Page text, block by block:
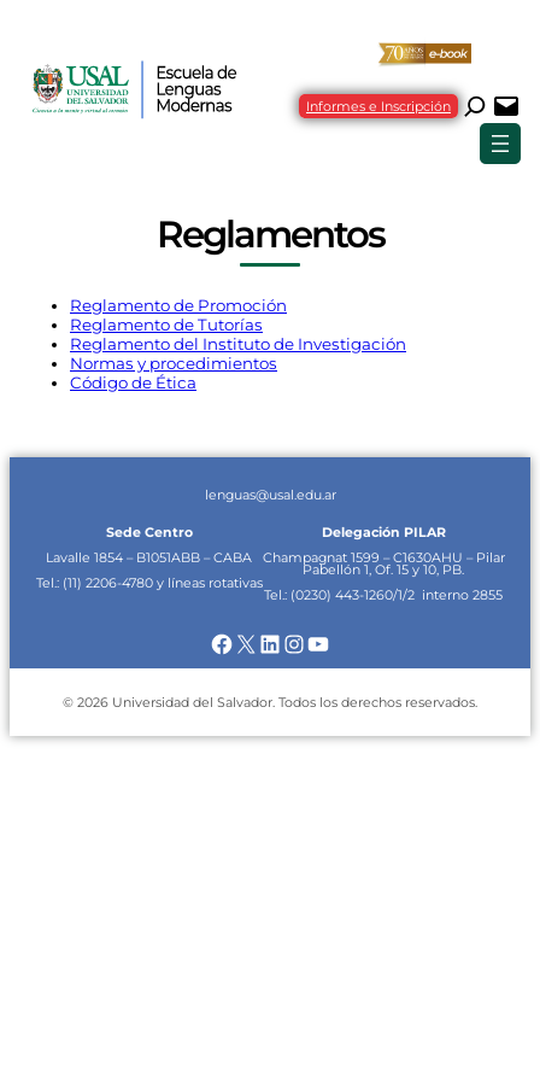
Informes e Inscripción
Reglamentos
Reglamento de Promoción
Reglamento de Tutorías
Reglamento del Instituto de Investigación
Normas y procedimientos
Código de Ética
lenguas@usal.edu.ar
Sede Centro
Lavalle 1854 – B1051ABB – CABA
Tel.: (11) 2206-4780 y líneas rotativas
Delegación PILAR
Champagnat 1599 – C1630AHU – Pilar
Pabellón 1, Of. 15 y 10, PB.
Tel.: (0230) 443-1260/1/2 interno 2855
Facebook
X LinkedIn
Instagram
YouTube
© 2026 Universidad del Salvador. Todos los derechos reservados.